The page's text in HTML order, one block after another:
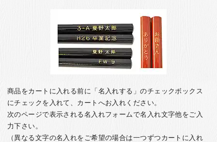
商品をカートに入れる前に「名入れする」のチェックボックス
にチェックを入れて、カートへお入れください。
次のページで表示される名入れフォームで名入れ文字他をご入
力下さい。
（異なる文字の名入れをご希望の場合は一つずつカートに入れ